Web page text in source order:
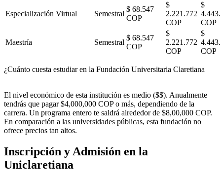
Especialización Virtual Semestral
$ 68.547
COP
$
2.221.772
COP
$
COP
Maestría Semestral
$ 68.547
COP
$
2.221.772
COP
$
COP
¿Cuánto cuesta estudiar en la Fundación Universitaria Claretiana
El nivel económico de esta institución es medio ($$). Anualmente
tendrás que pagar $4,000,000 COP o más, dependiendo de la
carrera. Un programa entero te saldrá alrededor de $8,00,000 COP.
En comparación a las universidades públicas, esta fundación no
ofrece precios tan altos.
Inscripción y Admisión en la
Uniclaretiana